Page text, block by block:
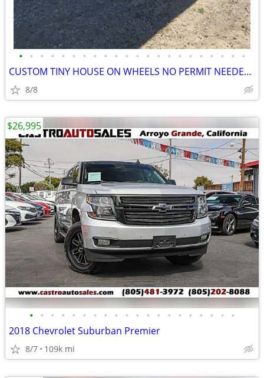
• • • • • • • • • • • • • • • • • • • • • •
CUSTOM TINY HOUSE ON WHEELS NO PERMIT NEEDED IDEAL RENTAL UNIT
8/8
• • • • • • • • • • • • • • • • • • • •
2018 Chevrolet Suburban Premier
8/7 109k mi
$26,995